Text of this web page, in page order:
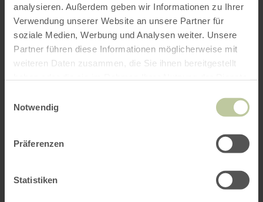
analysieren. Außerdem geben wir Informationen zu Ihrer
Verwendung unserer Website an unsere Partner für
soziale Medien, Werbung und Analysen weiter. Unsere
Partner führen diese Informationen möglicherweise mit
weiteren Daten zusammen, die Sie ihnen bereitgestellt
Notwendig
Präferenzen
Statistiken